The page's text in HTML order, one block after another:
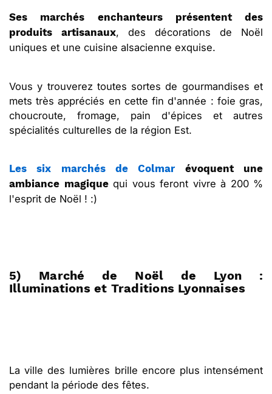
Ses marchés enchanteurs présentent des
produits artisanaux, des décorations de Noël
uniques et une cuisine alsacienne exquise.
Vous y trouverez toutes sortes de gourmandises et
mets très appréciés en cette fin d'année : foie gras,
choucroute, fromage, pain d'épices et autres
spécialités culturelles de la région Est.
Les six marchés de Colmarévoquent une
ambiance magiquequi vous feront vivre à 200 %
l'esprit de Noël ! :)
5) Marché de Noël de Lyon :
Illuminations et Traditions Lyonnaises
La ville des lumières brille encore plus intensément
pendant la période des fêtes.